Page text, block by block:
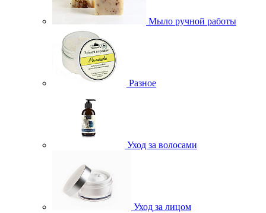
Мыло ручной работы
Разное
Уход за волосами
Уход за лицом